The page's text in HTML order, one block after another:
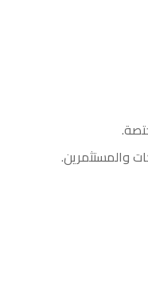
والمستثمرين.